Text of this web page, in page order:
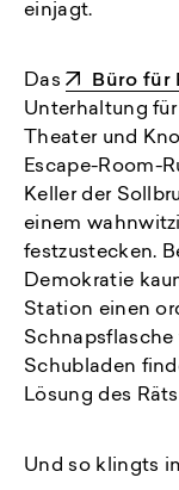
einjagt.
Das Büro für
Unterhaltung
Theater und
Escape-Room-
Keller der
einem
festzustecken.
Demokratie
Station einen
Schubladen
Lösung des
Und so klingts